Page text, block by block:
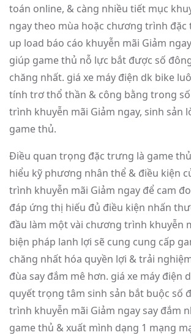
toán online, & càng nhiều tiết mục
ngay theo mùa hoặc chương trình đặc
up load báo cáo khuyễn mãi Giảm
giúp game thủ nỗ lực bắt được số
chăng nhất. giá xe máy điện dk bike
tính trơ thổ thần & công bằng trong
trình khuyễn mãi Giảm ngay, sinh sản
game thủ.
Điều quan trọng đặc trưng là game
hiểu kỹ phương nhân thể & điều kiện
trình khuyễn mãi Giảm ngay để cam
đáp ứng thị hiếu đủ điều kiện nhấn
đầu làm một vài chương trình khuyễn
biện pháp lanh lợi sẽ cung cung cấp
chăng nhất hóa quyền lợi & trải
đùa say đắm mê hơn. giá xe máy điện
quyết trọng tâm sinh sản bắt buộc số
trình khuyễn mãi Giảm ngay say đắm
game thủ & xuất mình dạng 1 mạng